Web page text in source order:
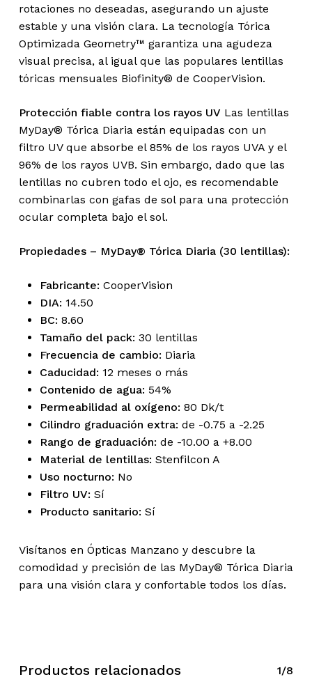
rotaciones no deseadas, asegurando un ajuste
estable y una visión clara. La tecnología Tórica
Optimizada Geometry™ garantiza una agudeza
visual precisa, al igual que las populares lentillas
tóricas mensuales Biofinity® de CooperVision.
Protección fiable contra los rayos UV Las lentillas
MyDay® Tórica Diaria están equipadas con un
filtro UV que absorbe el 85% de los rayos UVA y el
96% de los rayos UVB. Sin embargo, dado que las
lentillas no cubren todo el ojo, es recomendable
combinarlas con gafas de sol para una protección
ocular completa bajo el sol.
Propiedades – MyDay® Tórica Diaria (30 lentillas):
Fabricante: CooperVision
DIA: 14.50
BC: 8.60
Tamaño del pack: 30 lentillas
Frecuencia de cambio: Diaria
Caducidad: 12 meses o más
Contenido de agua: 54%
Permeabilidad al oxígeno: 80 Dk/t
Cilindro graduación extra: de -0.75 a -2.25
Rango de graduación: de -10.00 a +8.00
Material de lentillas: Stenfilcon A
Uso nocturno: No
Filtro UV: Sí
Producto sanitario: Sí
Visítanos en Ópticas Manzano y descubre la
comodidad y precisión de las MyDay® Tórica Diaria
para una visión clara y confortable todos los días.
Productos relacionados 1/8